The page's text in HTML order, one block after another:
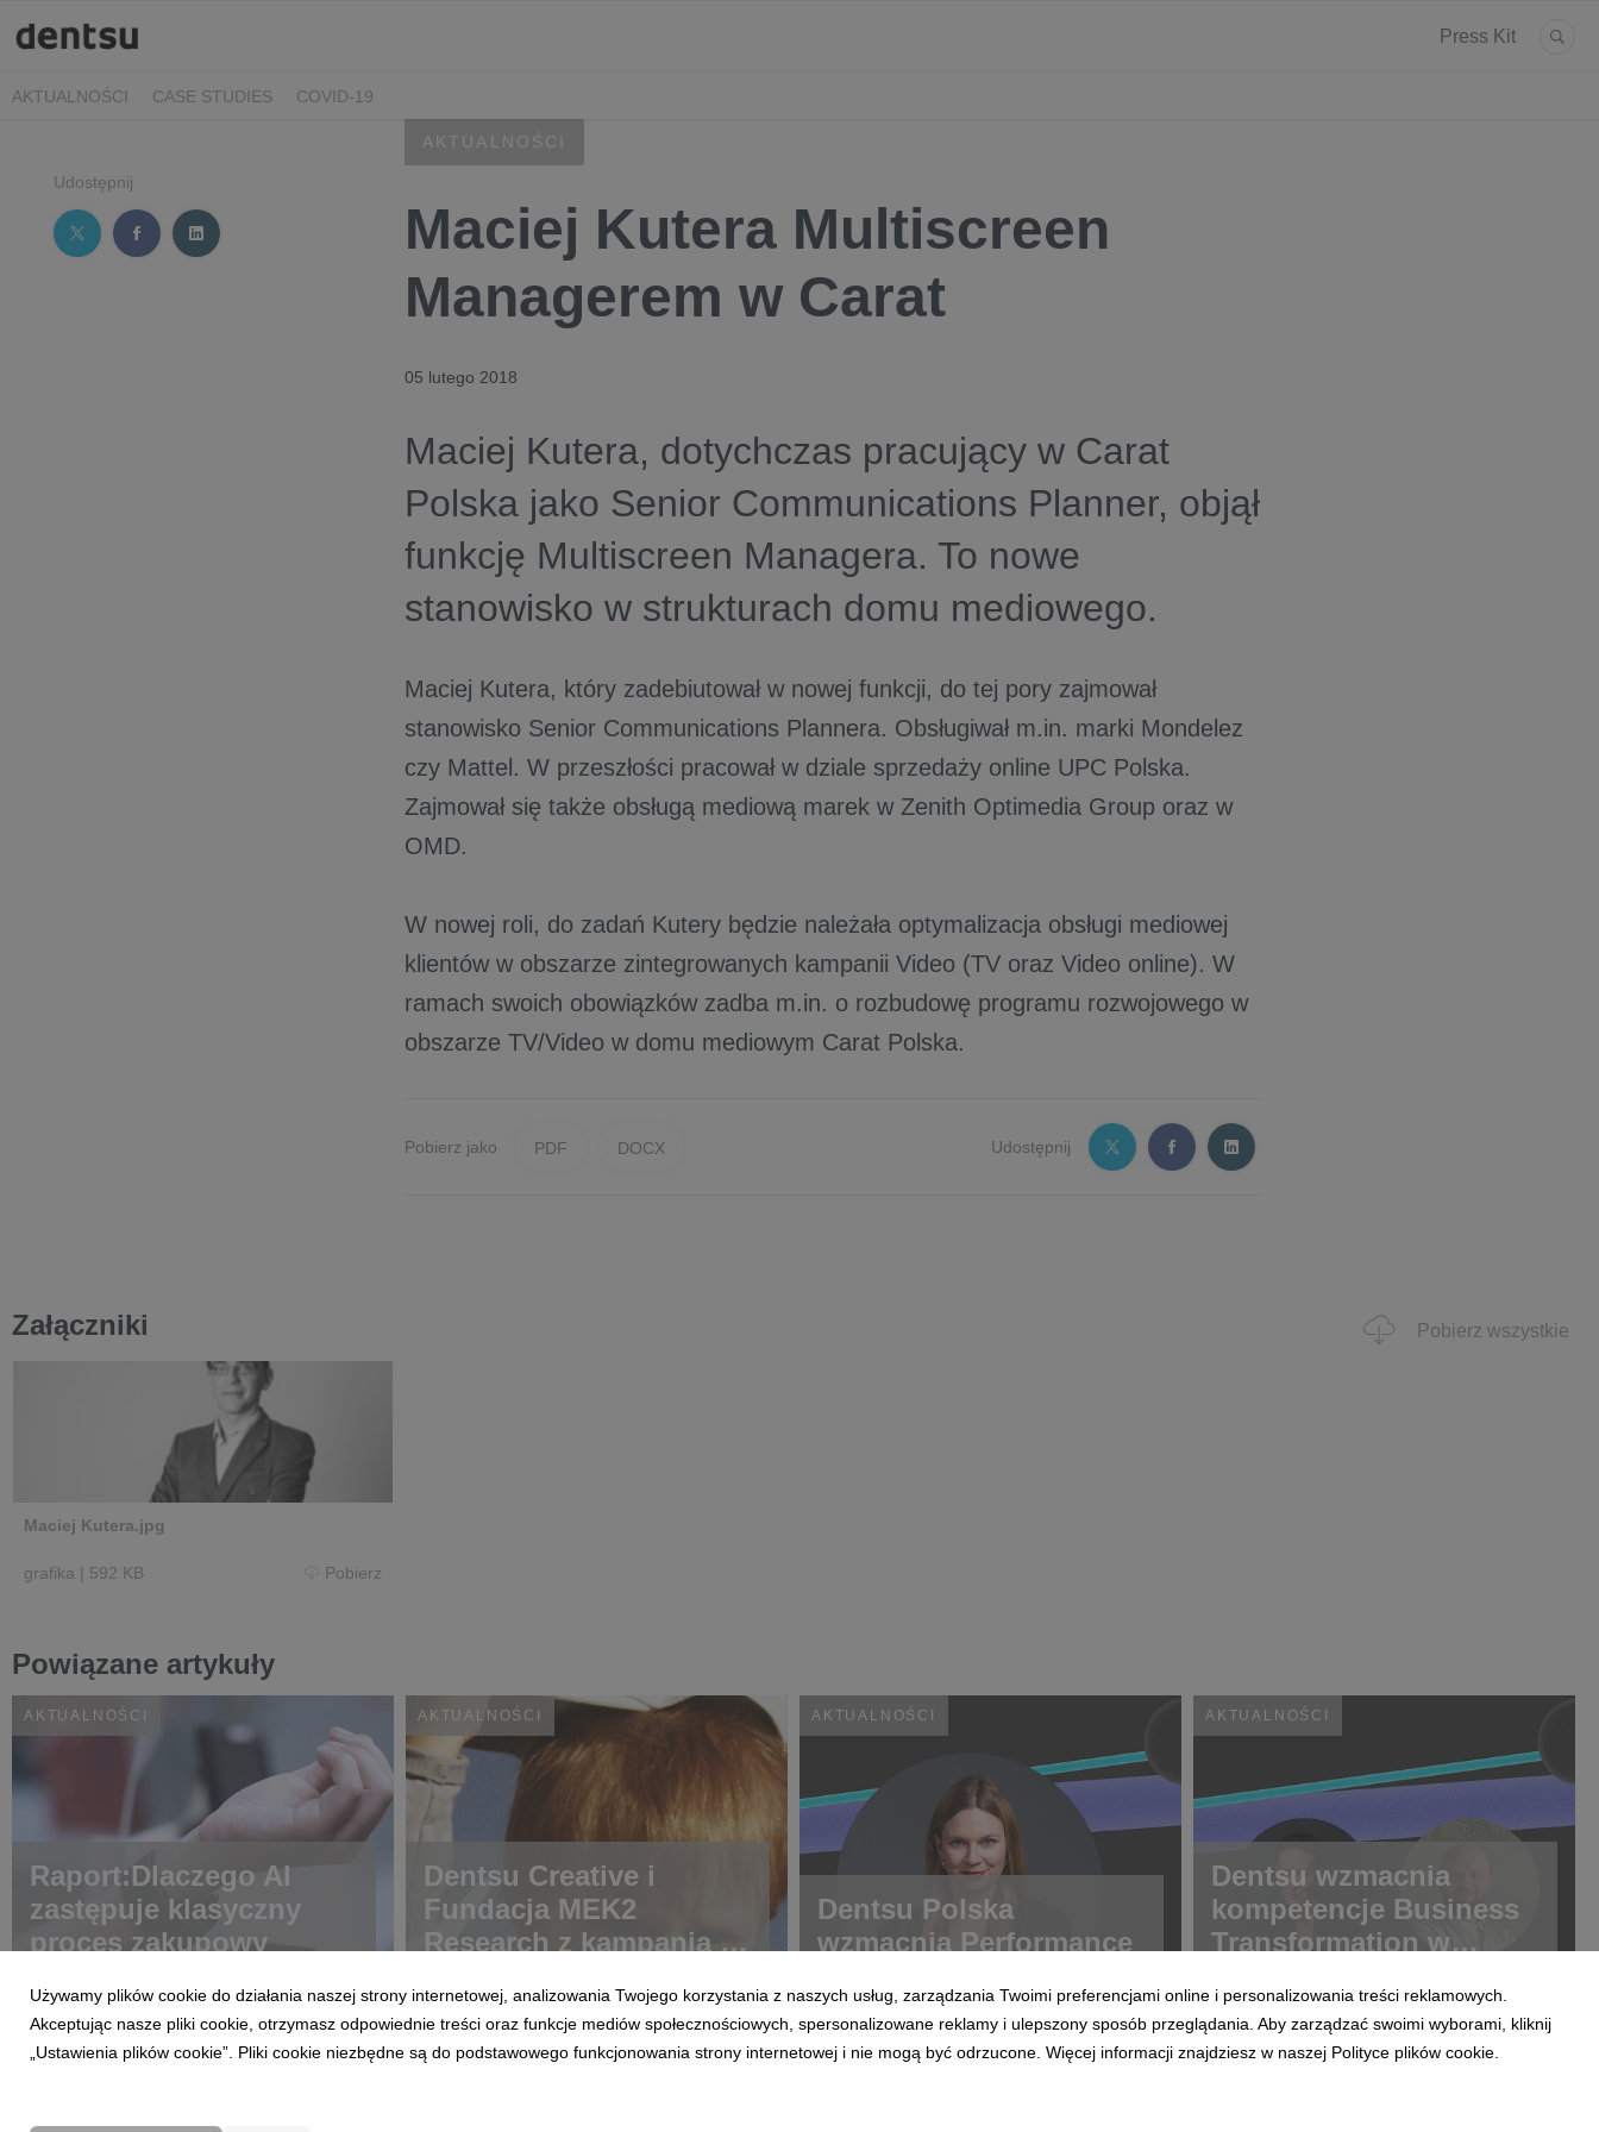
Press Kit
AKTUALNOŚCI CASE STUDIES COVID-19
Udostępnij
AKTUALNOŚCI
Maciej Kutera Multiscreen
Managerem w Carat
05 lutego 2018
Maciej Kutera, dotychczas pracujący w Carat
Polska jako Senior Communications Planner, objął
funkcję Multiscreen Managera. To nowe
stanowisko w strukturach domu mediowego.
Maciej Kutera, który zadebiutował w nowej funkcji, do tej pory zajmował
stanowisko Senior Communications Plannera. Obsługiwał m.in. marki Mondelez
czy Mattel. W przeszłości pracował w dziale sprzedaży online UPC Polska.
Zajmował się także obsługą mediową marek w Zenith Optimedia Group oraz w
OMD.
W nowej roli, do zadań Kutery będzie należała optymalizacja obsługi mediowej
klientów w obszarze zintegrowanych kampanii Video (TV oraz Video online). W
ramach swoich obowiązków zadba m.in. o rozbudowę programu rozwojowego w
obszarze TV/Video w domu mediowym Carat Polska.
Pobierz jako PDF DOCX Udostępnij
Załączniki Pobierz wszystkie
Maciej Kutera.jpg
grafika | 592 KB Pobierz
Powiązane artykuły
AKTUALNOŚCI
Raport:Dlaczego AI
zastępuje klasyczny
proces zakupowy
AKTUALNOŚCI
Dentsu Creative i
Fundacja MEK2
Research z kampanią o
AKTUALNOŚCI
Dentsu Polska
wzmacnia Performance
AKTUALNOŚCI
Dentsu wzmacnia
kompetencje Business
Transformation w
Używamy plików cookie do działania naszej strony internetowej, analizowania Twojego korzystania z naszych usług, zarządzania Twoimi preferencjami online i personalizowania treści reklamowych.
Akceptując nasze pliki cookie, otrzymasz odpowiednie treści oraz funkcje mediów społecznościowych, spersonalizowane reklamy i ulepszony sposób przeglądania. Aby zarządzać swoimi wyborami, kliknij
„Ustawienia plików cookie”. Pliki cookie niezbędne są do podstawowego funkcjonowania strony internetowej i nie mogą być odrzucone. Więcej informacji znajdziesz w naszej Polityce plików cookie.